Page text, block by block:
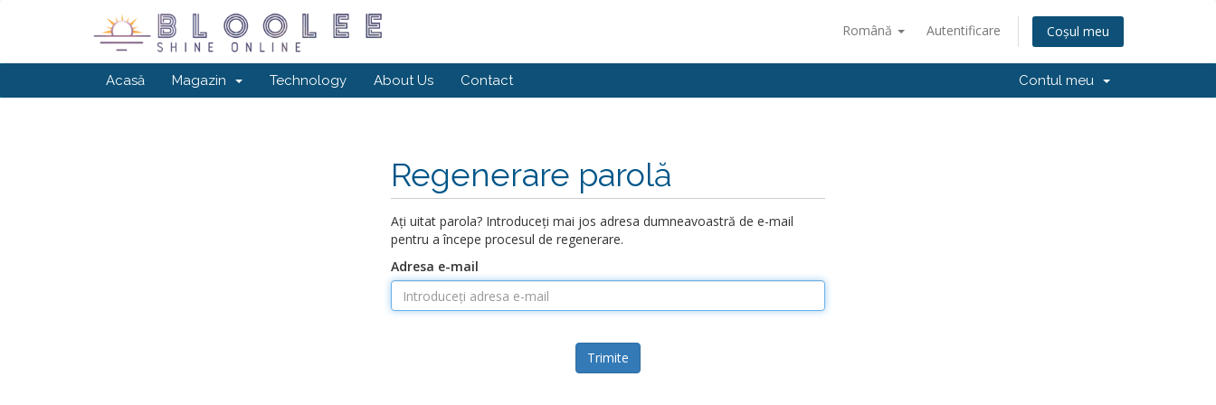
Română Autentificare Coșul meu
Acasă Magazin Technology About Us Contact Contul meu
Regenerare parolă
Ați uitat parola? Introduceți mai jos adresa dumneavoastră de e-mail
pentru a începe procesul de regenerare.
Adresa e-mail
Trimite